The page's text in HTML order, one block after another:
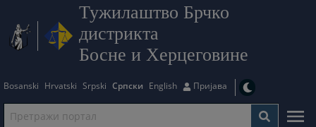
Тужилаштво Брчко
дистрикта
Босне и Херцеговине
Bosanski Hrvatski Srpski Српски English Пријава